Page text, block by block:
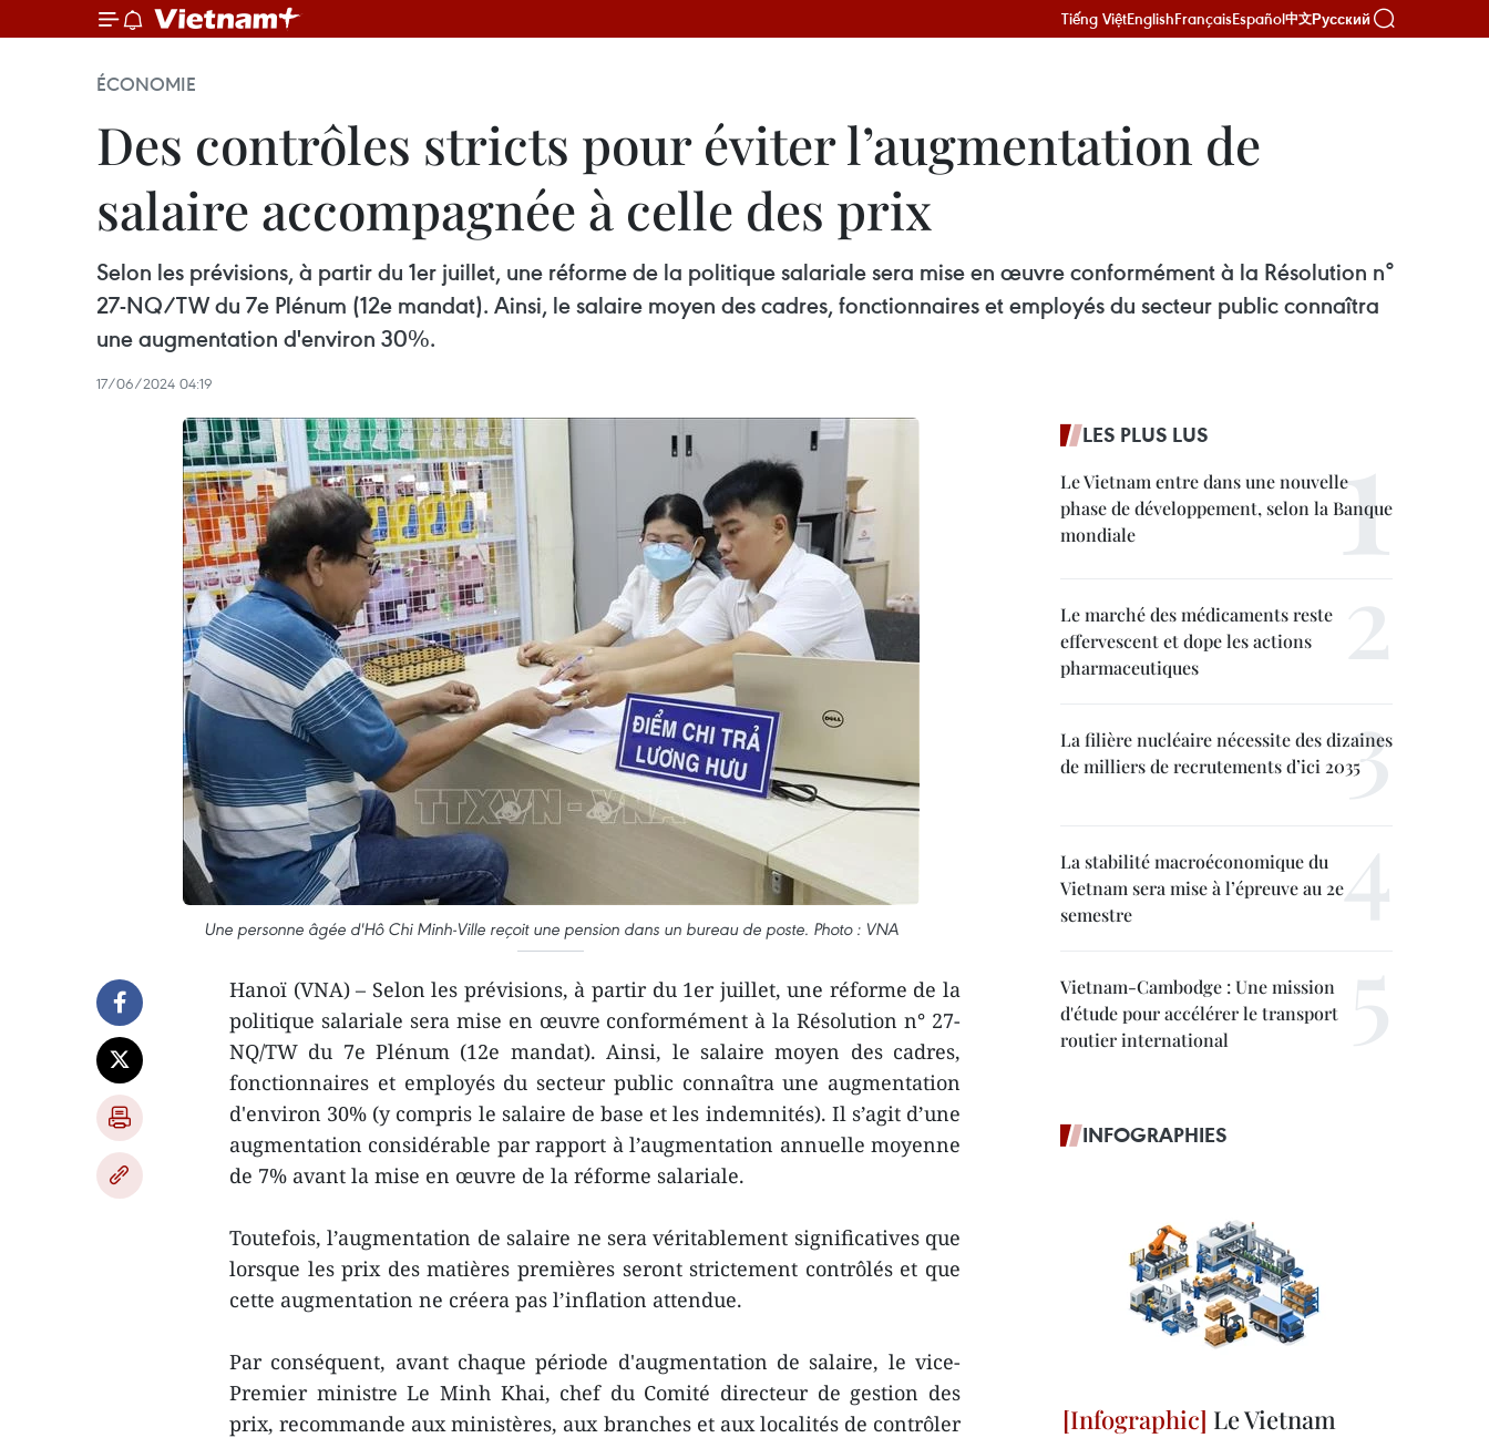
Tiếng ViệtEnglishFrançaisEspañol中文Русский
ÉCONOMIE
Des contrôles stricts pour éviter l’augmentation de
salaire accompagnée à celle des prix
Selon les prévisions, à partir du 1er juillet, une réforme de la politique salariale sera mise en œuvre conformément à la Résolution n°
27-NQ/TW du 7e Plénum (12e mandat). Ainsi, le salaire moyen des cadres, fonctionnaires et employés du secteur public connaîtra
une augmentation d'environ 30%.
17/06/2024 04:19
Une personne âgée d'Hô Chi Minh-Ville reçoit une pension dans un bureau de poste. Photo : VNA
Hanoï (VNA) – Selon les prévisions, à partir du 1er juillet, une réforme de la
politique salariale sera mise en œuvre conformément à la Résolution n° 27-
NQ/TW du 7e Plénum (12e mandat). Ainsi, le salaire moyen des cadres,
fonctionnaires et employés du secteur public connaîtra une augmentation
d'environ 30% (y compris le salaire de base et les indemnités). Il s’agit d’une
augmentation considérable par rapport à l’augmentation annuelle moyenne
de 7% avant la mise en œuvre de la réforme salariale.
Toutefois, l’augmentation de salaire ne sera véritablement significatives que
lorsque les prix des matières premières seront strictement contrôlés et que
cette augmentation ne créera pas l’inflation attendue.
Par conséquent, avant chaque période d'augmentation de salaire, le vice-
Premier ministre Le Minh Khai, chef du Comité directeur de gestion des
prix, recommande aux ministères, aux branches et aux localités de contrôler
LES PLUS LUS
Le Vietnam entre dans une nouvelle
phase de développement, selon la Banque
mondiale
Le marché des médicaments reste
effervescent et dope les actions
pharmaceutiques
La filière nucléaire nécessite des dizaines
de milliers de recrutements d’ici 2035
La stabilité macroéconomique du
Vietnam sera mise à l’épreuve au 2e
semestre
Vietnam-Cambodge : Une mission
d'étude pour accélérer le transport
routier international
INFOGRAPHIES
Le Vietnam